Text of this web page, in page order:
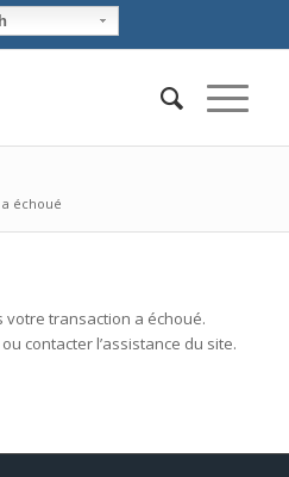
échoué
votre transaction a échoué.
contacter l’assistance du site.